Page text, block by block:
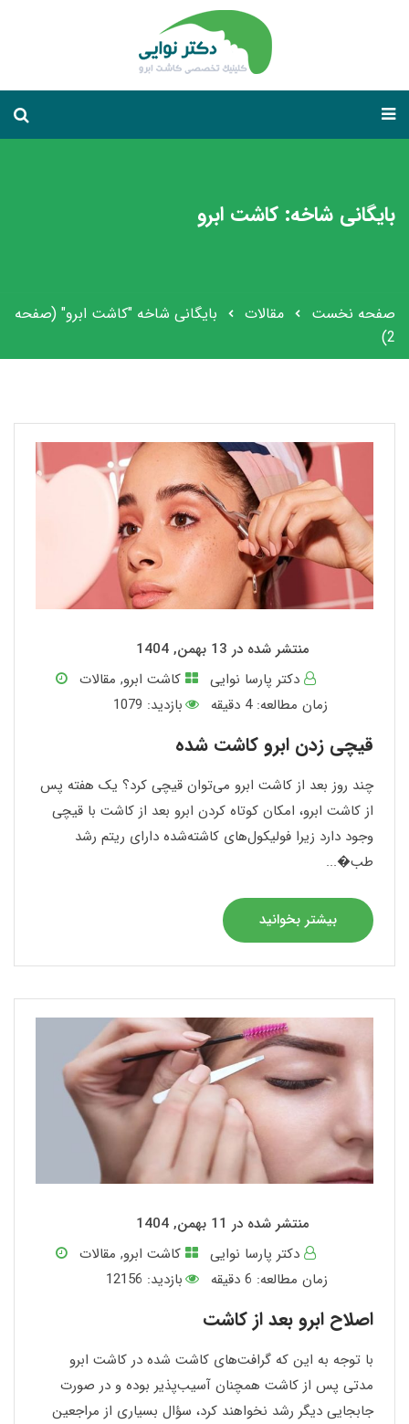
بایگانی شاخه: کاشت ابرو
صفحه نخست مقالات بایگانی شاخه "کاشت ابرو" (صفحه
2)
منتشر شده در 13 بهمن, 1404
دکتر پارسا نوایی
کاشت ابرو, مقالات
زمان مطالعه: 4 دقیقه بازدید: 1079
قیچی زدن ابرو کاشت شده
چند روز بعد از کاشت ابرو می‌توان قیچی کرد؟ یک هفته پس
از کاشت ابرو، امکان کوتاه کردن ابرو بعد از کاشت با قیچی
وجود دارد زیرا فولیکول‌های کاشته‌شده دارای ریتم رشد
طب�...
بیشتر بخوانید
منتشر شده در 11 بهمن, 1404
دکتر پارسا نوایی
کاشت ابرو, مقالات
زمان مطالعه: 6 دقیقه بازدید: 12156
اصلاح ابرو بعد از کاشت
با توجه به این که گرافت‌های کاشت شده در کاشت ابرو
مدتی پس از کاشت همچنان آسیب‌پذیر بوده و در صورت
جابجایی دیگر رشد نخواهند کرد، سؤال بسیاری از مراجعین